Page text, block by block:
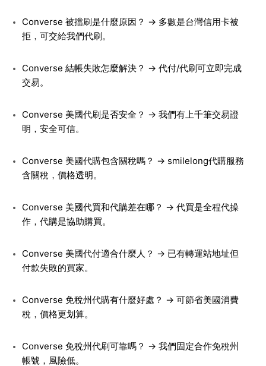
Converse 被擋刷是什麼原因？ → 多數是台灣信用卡被
拒，可交給我們代刷。
Converse 結帳失敗怎麼解決？ → 代付/代刷可立即完成
交易。
Converse 美國代刷是否安全？ → 我們有上千筆交易證
明，安全可信。
Converse 美國代購包含關稅嗎？ → smilelong代購服務
含關稅，價格透明。
Converse 美國代買和代購差在哪？ → 代買是全程代操
作，代購是協助購買。
Converse 美國代付適合什麼人？ → 已有轉運站地址但
付款失敗的買家。
Converse 免稅州代購有什麼好處？ → 可節省美國消費
稅，價格更划算。
Converse 免稅州代刷可靠嗎？ → 我們固定合作免稅州
帳號，風險低。